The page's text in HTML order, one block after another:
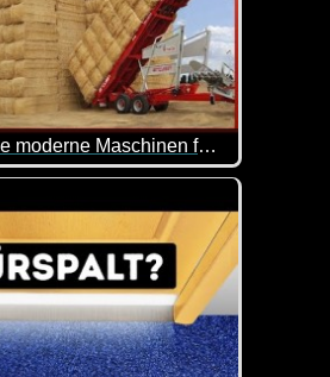
Unglaubliche moderne Maschinen für die Landwirtschaft 12
faszinierend was es so alles an